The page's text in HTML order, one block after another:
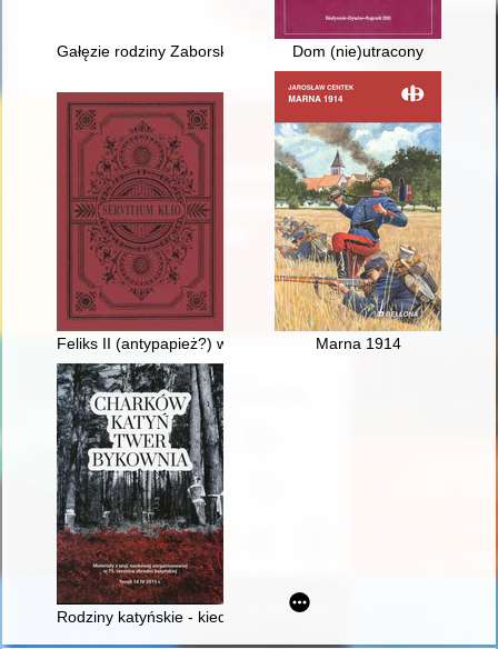
Gałęzie rodziny Zaborskich Dom (nie)utracony
Feliks II (antypapież?) wobec postanowień soboru nicejskiego
Marna 1914
Rodziny katyńskie - kiedy rodzinna historia staje się lekcją dla